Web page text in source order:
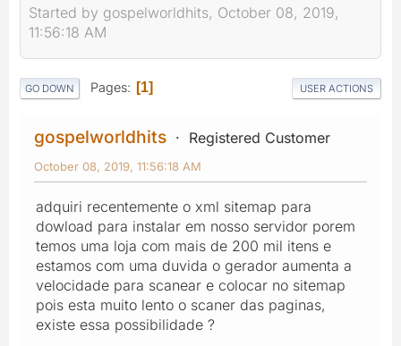
Started by gospelworldhits, October 08, 2019,
11:56:18 AM
GO DOWN Pages 1 USER ACTIONS
gospelworldhits Registered Customer
October 08, 2019, 11:56:18 AM
adquiri recentemente o xml sitemap para
dowload para instalar em nosso servidor porem
temos uma loja com mais de 200 mil itens e
estamos com uma duvida o gerador aumenta a
velocidade para scanear e colocar no sitemap
pois esta muito lento o scaner das paginas,
existe essa possibilidade ?